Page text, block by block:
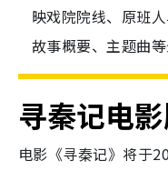
映戏院院线、原班
故事概要、主题曲等
寻秦记电
电影《寻秦记》将于